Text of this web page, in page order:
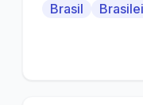
Brasil